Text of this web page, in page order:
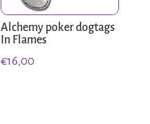
Alchemy poker dogtags
In Flames
€16,00